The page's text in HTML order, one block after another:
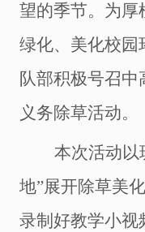
望的季节。为厚
绿化、美化校园
队部积极号召中
义务除草活动。
本次活动以
地”展开除草美
录制好教学小视